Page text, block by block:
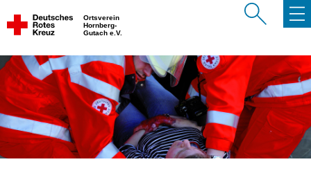
Ortsverein
Hornberg-
Gutach e.V.